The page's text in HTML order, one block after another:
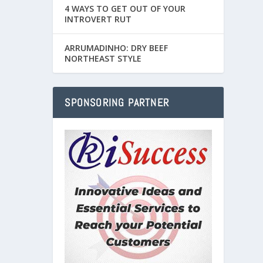
4 WAYS TO GET OUT OF YOUR
INTROVERT RUT
ARRUMADINHO: DRY BEEF
NORTHEAST STYLE
SPONSORING PARTNER